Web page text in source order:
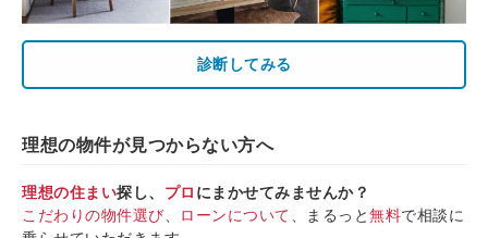
診断してみる
理想の物件が見つからない方へ
理想の住まい探し、 プロ にまかせてみませんか？
こだわりの物件選び
ローンについて 、まるっと無料で相談に